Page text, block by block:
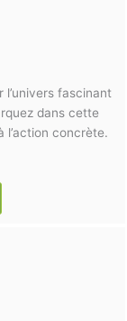
fascinant
dans cette
l’action concrète.